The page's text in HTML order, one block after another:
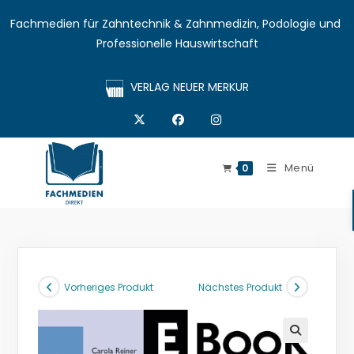
Fachmedien für Zahntechnik & Zahnmedizin, Podologie und
Professionelle Hauswirtschaft
VERLAG NEUER MERKUR
0 Menü
Vorheriges Produkt Nächstes Produkt